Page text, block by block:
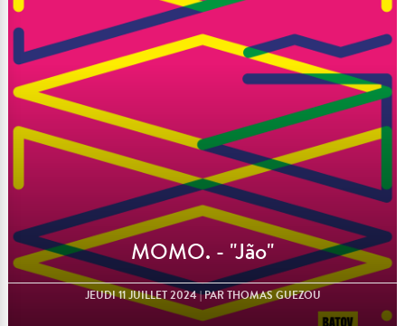
Lire l'article
MOMO. - "Jão"
JEUDI 11 JUILLET 2024| PAR THOMAS GUEZOU